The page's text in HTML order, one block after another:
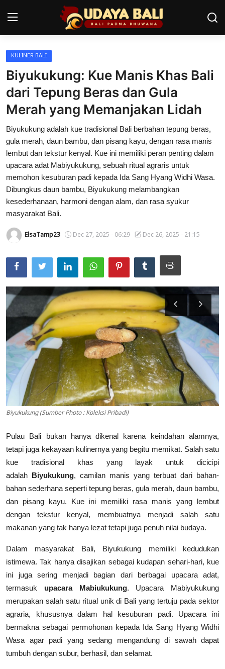
Home
Pura
Desa Adat
Tradisi
Kearifan lokal
Alam Bali
Kisah
Usadha
Indonesia
KULINER BALI
Biyukukung: Kue Manis Khas Bali
dari Tepung Beras dan Gula
Merah yang Memanjakan Lidah
Biyukukung adalah kue tradisional Bali berbahan tepung beras,
gula merah, daun bambu, dan pisang kayu, dengan rasa manis
lembut dan tekstur kenyal. Kue ini memiliki peran penting dalam
upacara adat Mabiyukukung, sebuah ritual agraris untuk
memohon kesuburan padi kepada Ida Sang Hyang Widhi Wasa.
Dibungkus daun bambu, Biyukukung melambangkan
kesederhanaan, harmoni dengan alam, dan rasa syukur
masyarakat Bali.
ElsaTamp23 Dec 27, 2025 - 06:29 Dec 26, 2025 - 21:15
Biyukukung (Sumber Photo : Koleksi Pribadi)
Pulau Bali bukan hanya dikenal karena keindahan alamnya,
tetapi juga kekayaan kulinernya yang begitu memikat. Salah satu
kue tradisional khas yang layak untuk dicicipi
adalah Biyukukung, camilan manis yang terbuat dari bahan-
bahan sederhana seperti tepung beras, gula merah, daun bambu,
dan pisang kayu. Kue ini memiliki rasa manis yang lembut
dengan tekstur kenyal, membuatnya menjadi salah satu
makanan yang tak hanya lezat tetapi juga penuh nilai budaya.
Dalam masyarakat Bali, Biyukukung memiliki kedudukan
istimewa. Tak hanya disajikan sebagai kudapan sehari-hari, kue
ini juga sering menjadi bagian dari berbagai upacara adat,
termasuk upacara Mabiukukung. Upacara Mabiyukukung
merupakan salah satu ritual unik di Bali yang tertuju pada sektor
agraria, khususnya dalam hal kesuburan padi. Upacara ini
bermakna sebagai permohonan kepada Ida Sang Hyang Widhi
Wasa agar padi yang sedang mengandung di sawah dapat
tumbuh dengan subur, berhasil, dan selamat.